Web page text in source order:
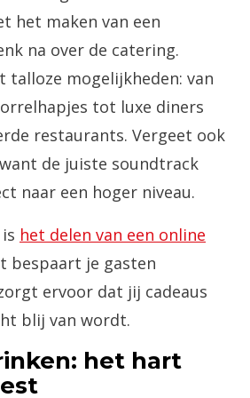
het maken van een
na over de catering.
talloze mogelijkheden: van
tot luxe diners
restaurants. Vergeet ook
de juiste soundtrack
naar een hoger niveau.
het delen van een online
bespaart je gasten
ervoor dat jij cadeaus
blij van wordt.
het hart